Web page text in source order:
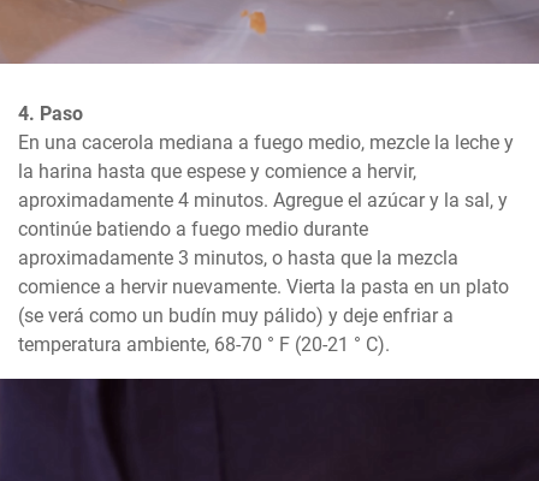
4. Paso
En una cacerola mediana a fuego medio, mezcle la leche y
la harina hasta que espese y comience a hervir,
aproximadamente 4 minutos. Agregue el azúcar y la sal, y
continúe batiendo a fuego medio durante
aproximadamente 3 minutos, o hasta que la mezcla
comience a hervir nuevamente. Vierta la pasta en un plato
(se verá como un budín muy pálido) y deje enfriar a
temperatura ambiente, 68-70 ° F (20-21 ° C).